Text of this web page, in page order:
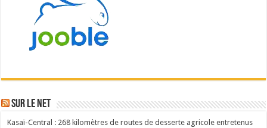
Sur le NET
Kasaï-Central : 268 kilomètres de routes de desserte agricole entretenus